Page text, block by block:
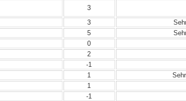
3
3
5
0
2
-1
1
1
-1